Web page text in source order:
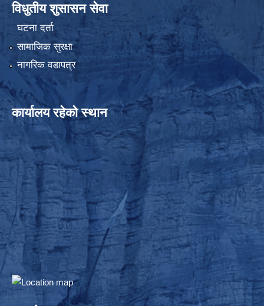
विधुतीय शुसासन सेवा
घटना दर्ता
सामाजिक सुरक्षा
नागरिक वडापत्र
कार्यालय रहेको स्थान